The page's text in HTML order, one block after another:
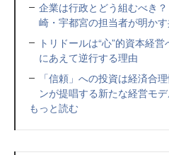
企業は行政とどう組むべき
崎・宇都宮の担当者が明か
トリドールは“心”的資本経
にあえて逆行する理由
「信頼」への投資は経済合
ンが提唱する新たな経営モ
もっと読む